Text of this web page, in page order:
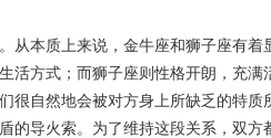
从本质上来说，金牛座和狮子座有
活方式；而狮子座则性格开朗，充
很自然地会被对方身上所缺乏的特
的导火索。为了维持这段关系，双